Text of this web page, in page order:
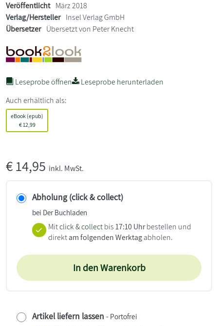
Veröffentlicht März 2018
Verlag/Hersteller Insel Verlag GmbH
Übersetzer Übersetzt von Peter Knecht
Leseprobe öffnen
Leseprobe herunterladen
Auch erhältlich als:
eBook (epub)
€12,99
€14,95 inkl. MwSt.
Abholung (click & collect)
bei Der Buchladen
Mitclick & collect bis17:10 Uhrbestellen und
direktam folgenden Werktagabholen.
In den Warenkorb
Artikel liefern lassen - Portofrei